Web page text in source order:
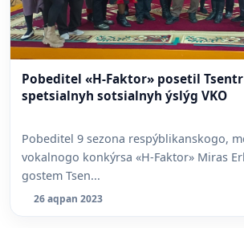
Pobeditel «H-Faktor» posetil
spetsialnyh sotsialnyh ýslýg VKO
Pobeditel 9 sezona respýblikanskogo,
vokalnogo konkýrsa «H-Faktor» Miras
gostem Tsen...
26 aqpan 2023